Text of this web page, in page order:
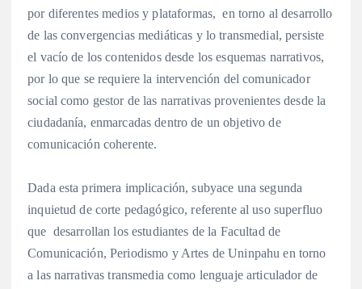
por diferentes medios y plataformas, en torno al desarrollo
de las convergencias mediáticas y lo transmedial, persiste
el vacío de los contenidos desde los esquemas narrativos,
por lo que se requiere la intervención del comunicador
social como gestor de las narrativas provenientes desde la
ciudadanía, enmarcadas dentro de un objetivo de
comunicación coherente.
Dada esta primera implicación, subyace una segunda
inquietud de corte pedagógico, referente al uso superfluo
que desarrollan los estudiantes de la Facultad de
Comunicación, Periodismo y Artes de Uninpahu en torno
a las narrativas transmedia como lenguaje articulador de